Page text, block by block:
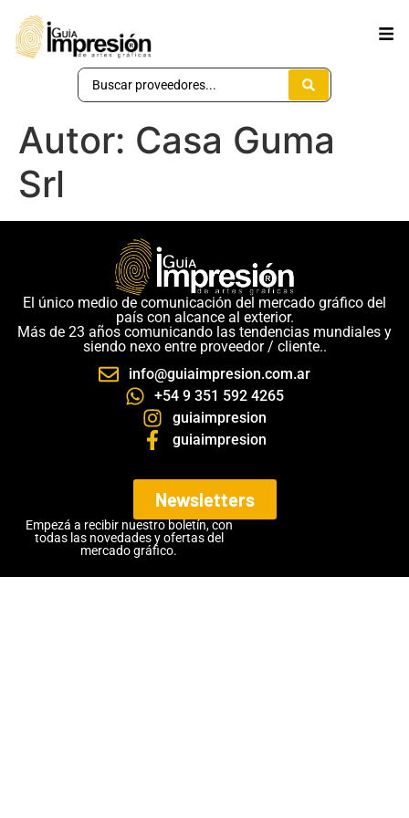
Autor: Casa Guma
Srl
El único medio de comunicación del mercado gráfico del
país con alcance al exterior.
Más de 23 años comunicando las tendencias mundiales y
siendo nexo entre proveedor / cliente..
info@guiaimpresion.com.ar
+54 9 351 592 4265
guiaimpresion
guiaimpresion
Newsletters
Empezá a recibir nuestro boletín, con
todas las novedades y ofertas del
mercado gráfico.